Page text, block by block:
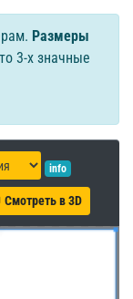
Размеры
3-х значные
info
Смотреть в 3D